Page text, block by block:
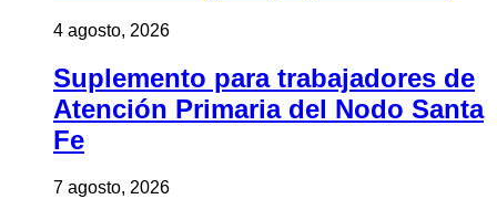
4 agosto, 2026
Suplemento para trabajadores de
Atención Primaria del Nodo Santa
Fe
7 agosto, 2026